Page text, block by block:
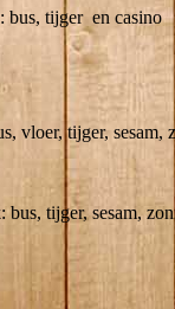
bus, tijger en casino
vloer, tijger, sesam,
tijger, sesam,